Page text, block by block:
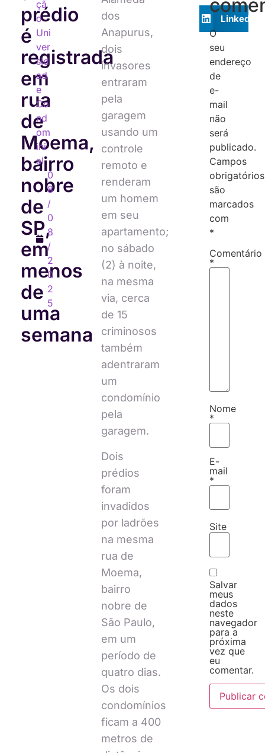
prédio
é
registrada
em
rua
de
Moema,
bairro
nobre
de
SP,
em
menos
de
uma
semana
çã
o
Uni
ver
sid
ad
e
Co
nd
om
ini
al
0
8
/
0
8
/
2
0
2
5
dos
Anapurus,
dois
invasores
entraram
pela
garagem
usando um
controle
remoto e
renderam
um homem
em seu
apartamento;
no sábado
(2) à noite,
na mesma
via, cerca
de 15
criminosos
também
adentraram
um
condomínio
pela
garagem.
Dois
prédios
foram
invadidos
por ladrões
na mesma
rua de
Moema,
bairro
nobre de
São Paulo,
em um
período de
quatro dias.
Os dois
condomínios
ficam a 400
metros de
LinkedIn
O
seu
endereço
de
e-
mail
não
será
publicado.
Campos
obrigatórios
são
marcados
com
*
Comentário
*
Nome
*
E-
mail
*
Site
Salvar
meus
dados
neste
navegador
para a
próxima
vez que
eu
comentar.